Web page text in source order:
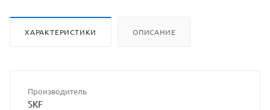
ХАРАКТЕРИСТИКИ ОПИСАНИЕ
Производитель
SKF